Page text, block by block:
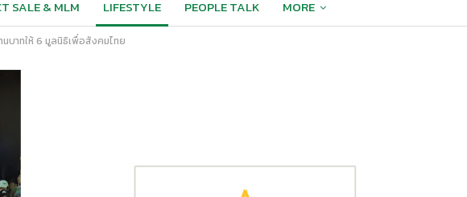
SALE & MLM LIFESTYLE PEOPLE TALK MORE
บาทให้ 6 มูลนิธิเพื่อสังคมไทย